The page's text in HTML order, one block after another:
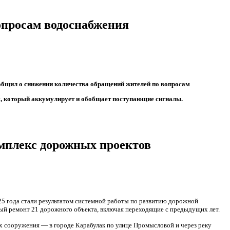
водоснабжения
о снижении количества обращений жителей по вопросам
который аккумулирует и обобщает поступающие сигналы.
дорожных проектов
стали результатом системной работы по развитию дорожной
ремонт 21 дорожного объекта, включая переходящие с предыдущих лет.
сооружения — в городе Карабулак по улице Промысловой и через реку